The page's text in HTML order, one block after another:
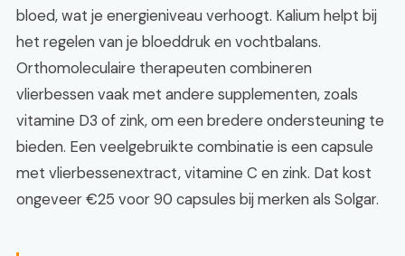
bloed, wat je energieniveau verhoogt. Kalium helpt bij
het regelen van je bloeddruk en vochtbalans.
Orthomoleculaire therapeuten combineren
vlierbessen vaak met andere supplementen, zoals
vitamine D3 of zink, om een bredere ondersteuning te
bieden. Een veelgebruikte combinatie is een capsule
met vlierbessenextract, vitamine C en zink. Dat kost
ongeveer €25 voor 90 capsules bij merken als Solgar.